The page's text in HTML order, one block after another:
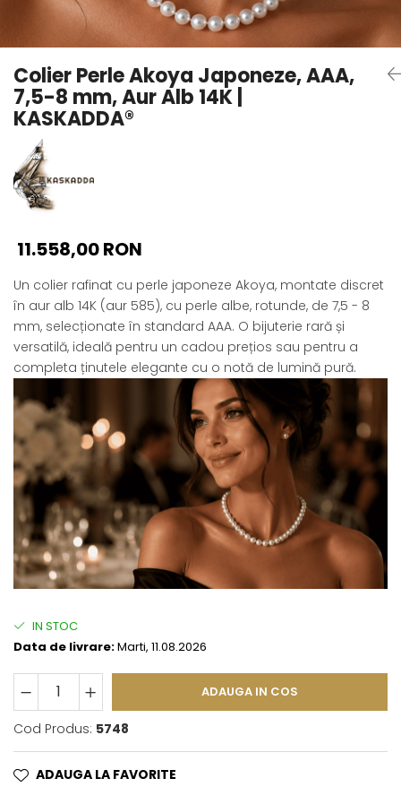
Seturi Perle cu Argint
Brățări cu Perle
Pandantive cu Perle
Brose cu Perle
Colier Perle Akoya Japoneze, AAA,
7,5-8 mm, Aur Alb 14K |
KASKADDA®
11.558,00 RON
Un colier rafinat cu perle japoneze Akoya, montate discret
în aur alb 14K (aur 585), cu perle albe, rotunde, de 7,5 - 8
mm, selecționate în standard AAA. O bijuterie rară și
versatilă, ideală pentru un cadou prețios sau pentru a
completa ținutele elegante cu o notă de lumină pură.
IN STOC
Data de livrare:Marti, 11.08.2026
ADAUGA IN COS
Cod Produs: 5748
ADAUGA LA FAVORITE